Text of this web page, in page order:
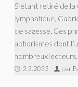
S’étant retiré de la
lymphatique,
de sagesse. Ces
aphorismes dont
nombreux
2.2.2023 par